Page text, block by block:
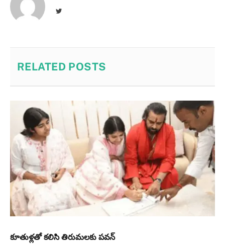
Twitter
RELATED POSTS
కూతుళ్ల‌తో క‌లిసి తిరుమ‌లకు పవన్‌